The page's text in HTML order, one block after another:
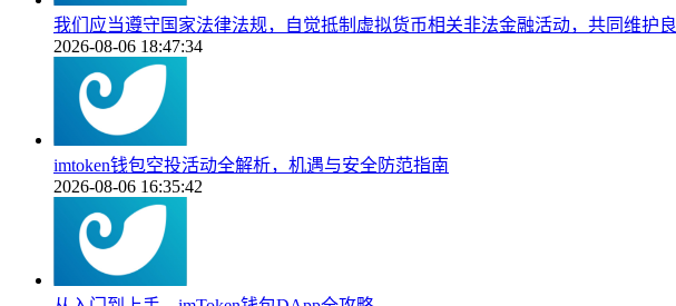
我们应当遵守国家法律法规，自觉抵制虚拟货币相关非法金融活动，共同维
2026-08-06 18:47:34
imtoken钱包空投活动全解析，机遇与安全防范指南
2026-08-06 16:35:42